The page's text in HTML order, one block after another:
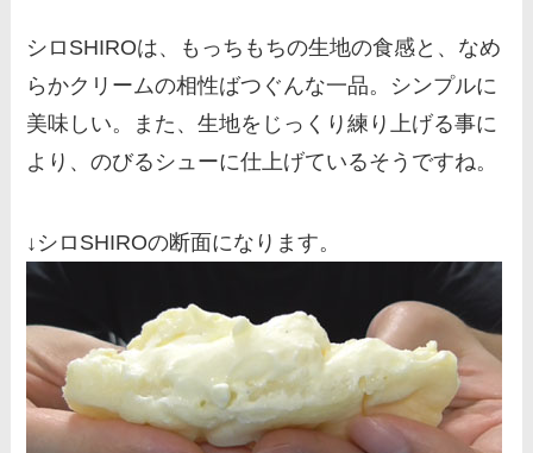
シロSHIROは、もっちもちの生地の食感と、なめ
らかクリームの相性ばつぐんな一品。シンプルに
美味しい。また、生地をじっくり練り上げる事に
より、のびるシューに仕上げているそうですね。
↓シロSHIROの断面になります。